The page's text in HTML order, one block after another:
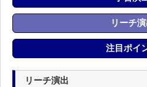
リーチ
注目ポイ
リーチ演出